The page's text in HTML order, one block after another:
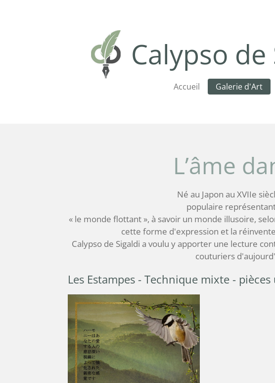
Calypso
Accueil Galerie d'Art
L’âme
Né au Japon au XVIIe
populaire
« le monde flottant », à savoir un monde illusoire,
cette forme d'expression et la
Calypso de Sigaldi a voulu y apporter une lecture
couturiers
Les Estampes - Technique mixte -